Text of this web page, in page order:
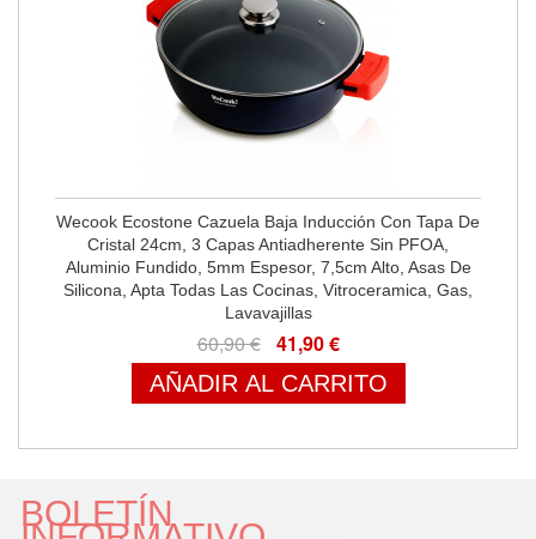
Wecook Ecostone Cazuela Baja Inducción Con Tapa De
Cristal 24cm, 3 Capas Antiadherente Sin PFOA,
Aluminio Fundido, 5mm Espesor, 7,5cm Alto, Asas De
Silicona, Apta Todas Las Cocinas, Vitroceramica, Gas,
Lavavajillas
60,90 € 41,90 €
AÑADIR AL CARRITO
BOLETÍN